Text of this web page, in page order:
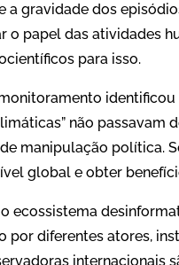
a gravidade dos
o papel das atividades
para isso.
não passavam
manipulação política.
global e obter
ecossistema
diferentes atores,
internacionais